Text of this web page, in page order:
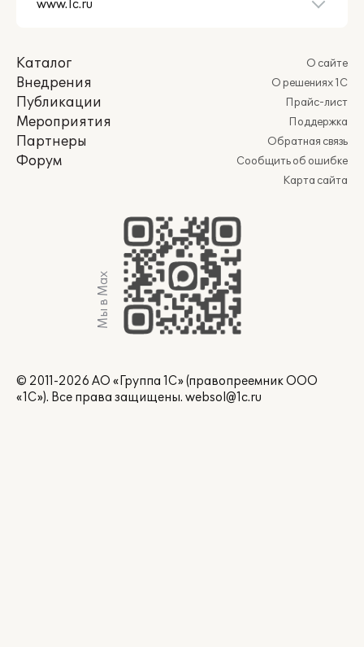
Каталог
Внедрения
Публикации
Мероприятия
Партнеры
Форум
О сайте
О решениях 1С
Прайс-лист
Поддержка
Обратная связь
Сообщить об ошибке
Карта сайта
Мы в Max
© 2011-2026 АО «Группа 1С» (правопреемник ООО
«1С»). Все права защищены. websol@1c.ru